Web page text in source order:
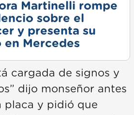
Martinelli rompe
sobre el
y presenta su
en Mercedes
cargada de signos y
dijo monseñor antes
placa y pidió que